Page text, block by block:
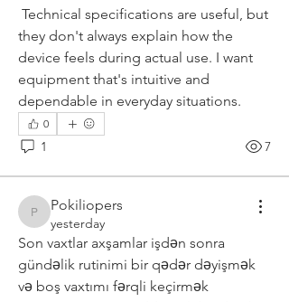
they don't always explain how the
device feels during actual use. I want
equipment that's intuitive and
dependable in everyday situations.
0
1 7
Pokiliopers
Pokiliopers
yesterday
Son vaxtlar axşamlar işdən sonra
gündəlik rutinimi bir qədər dəyişmək
və boş vaxtımı fərqli keçirmək